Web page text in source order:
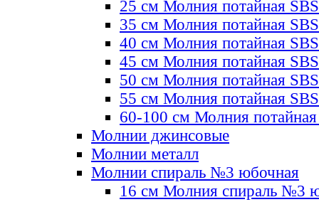
25 см Молния потайная SBS
35 см Молния потайная SBS
40 см Молния потайная SBS
45 см Молния потайная SBS
50 см Молния потайная SBS
55 см Молния потайная SBS
60-100 см Молния
Молнии джинсовые
Молнии металл
Молнии спираль №3 юбочная
16 см Молния спираль №3